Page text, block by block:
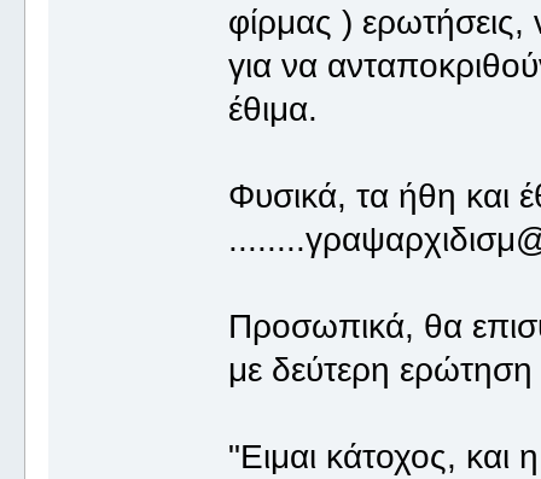
φίρμας )
για να
έθιμα.
Φυσικά, τα ήθη και
Προσωπικά, θα
με δεύτερη ερώτηση
"Ειμαι κάτοχος, και